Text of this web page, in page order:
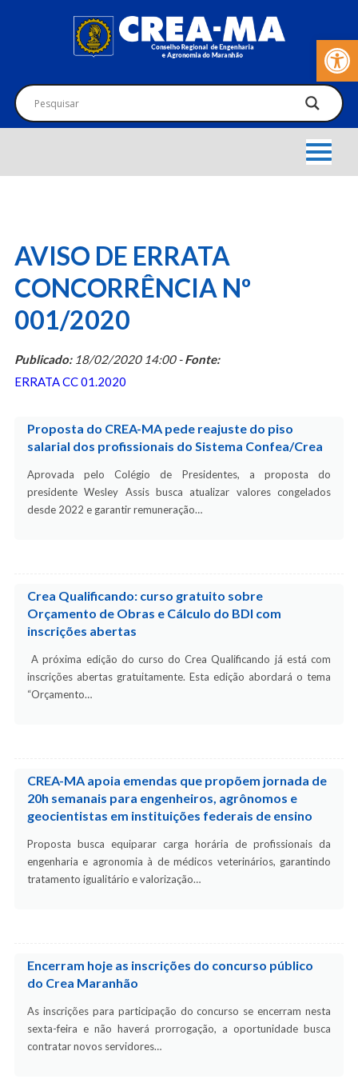
Barra de
AVISO DE ERRATA
CONCORRÊNCIA Nº
001/2020
Publicado:18/02/2020 14:00 -Fonte:
ERRATA CC 01.2020
Proposta do CREA-MA pede reajuste do piso
salarial dos profissionais do Sistema Confea/Crea
Aprovada pelo Colégio de Presidentes, a proposta do
presidente Wesley Assis busca atualizar valores congelados
desde 2022 e garantir remuneração…
Crea Qualificando: curso gratuito sobre
Orçamento de Obras e Cálculo do BDI com
inscrições abertas
A próxima edição do curso do Crea Qualificando já está com
inscrições abertas gratuitamente. Esta edição abordará o tema
“Orçamento…
CREA-MA apoia emendas que propõem jornada de
20h semanais para engenheiros, agrônomos e
geocientistas em instituições federais de ensino
Proposta busca equiparar carga horária de profissionais da
engenharia e agronomia à de médicos veterinários, garantindo
tratamento igualitário e valorização…
Encerram hoje as inscrições do concurso público
do Crea Maranhão
As inscrições para participação do concurso se encerram nesta
sexta-feira e não haverá prorrogação, a oportunidade busca
contratar novos servidores…